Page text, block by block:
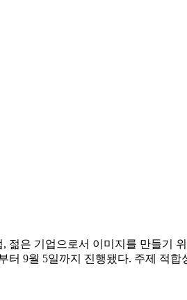
은 기업으로서 이미지를 만들기
터 9월 5일까지 진행됐다. 주제 적